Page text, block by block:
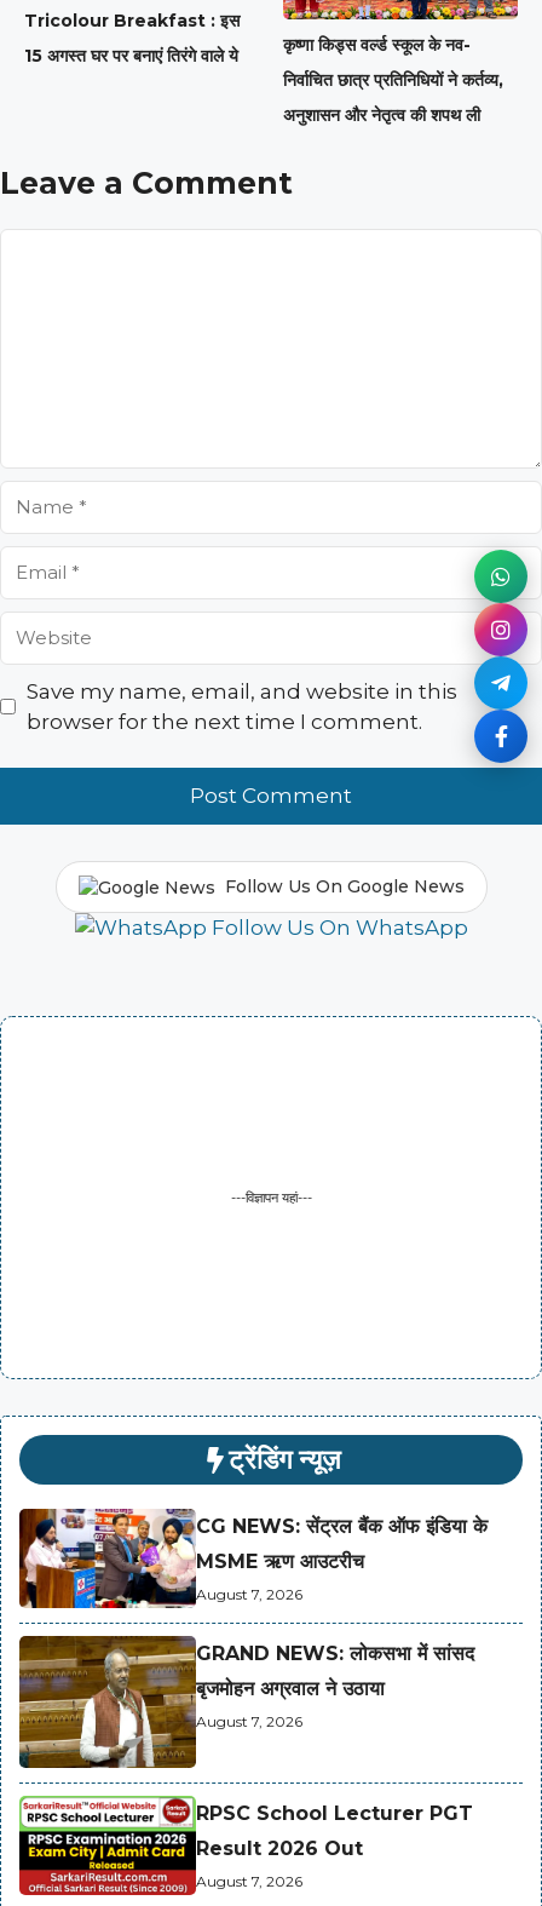
Tricolour Breakfast : इस
15 अगस्त घर पर बनाएं तिरंगे वाले ये
कृष्णा किड्स वर्ल्ड स्कूल के नव-
निर्वाचित छात्र प्रतिनिधियों ने कर्तव्य,
अनुशासन और नेतृत्व की शपथ ली
Leave a Comment
Save my name, email, and website in this
browser for the next time I comment.
Follow Us On Google News
Follow Us On WhatsApp
---विज्ञापन यहां---
ट्रेंडिंग न्यूज़
CG NEWS: सेंट्रल बैंक ऑफ इंडिया के
MSME ऋण आउटरीच
August 7, 2026
GRAND NEWS: लोकसभा में सांसद
बृजमोहन अग्रवाल ने उठाया
August 7, 2026
RPSC School Lecturer PGT
Result 2026 Out
August 7, 2026